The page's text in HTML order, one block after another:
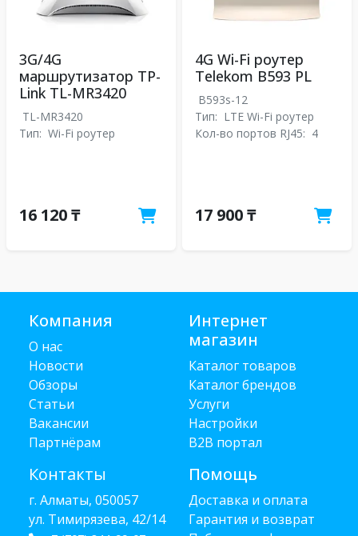
3G/4G
маршрутизатор TP-
Link TL-MR3420
TL-MR3420
Тип: Wi-Fi роутер
16 120 ₸
4G Wi-Fi роутер
Telekom B593 PL
B593s-12
Тип: LTE Wi-Fi роутер
Кол-во портов RJ45: 4
17 900 ₸
Компания
О нас
Новости
Обзоры
Статьи
Вакансии
Партнёрам
Контакты
г. Алматы, 050057
ул. Тимирязева, 42/14
Интернет
магазин
Каталог товаров
Каталог брендов
Услуги
Настройки
B2B портал
Помощь
Доставка и оплата
Гарантия и возврат